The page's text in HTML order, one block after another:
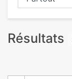
Résultats